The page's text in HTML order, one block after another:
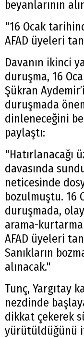
beyanlarının
"16 Ocak
AFAD üyeleri
Davanın ikinci
duruşma, 16
Şükran
duruşmada
dinleneceğini
paylaştı:
"Hatırlanacağı
davasında
neticesinde
bozulmuştu. 16
duruşmada,
arama-
AFAD üyeleri
Sanıkların
alınacak."
Tunç, Yargıtay
nezdinde
dikkat çekerek
yürütüldüğünü